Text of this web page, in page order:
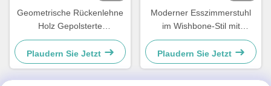
Geometrische Rückenlehne
Holz Gepolsterte
Esszimmerstühle Stilvolle
Feuchtigkeitsbeständigkeit
Plaudern Sie Jetzt
Moderner Esszimmerstuhl
im Wishbone-Stil mit
gewebtem Sitz und
Lederlehne
Plaudern Sie Jetzt